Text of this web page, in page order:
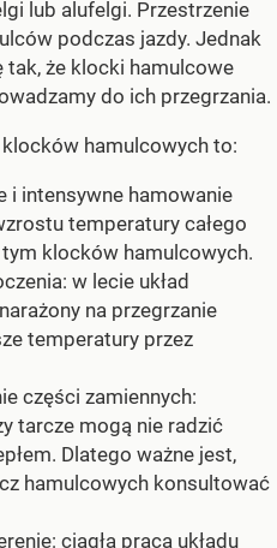
lub alufelgi. Przestrzenie
podczas jazdy. Jednak
tak, że klocki hamulcowe
do ich przegrzania.
hamulcowych to:
i intensywne hamowanie
temperatury całego
klocków hamulcowych.
w lecie układ
na przegrzanie
temperatury przez
części zamiennych:
tarcze mogą nie radzić
Dlatego ważne jest,
hamulcowych konsultować
ciągła praca układu